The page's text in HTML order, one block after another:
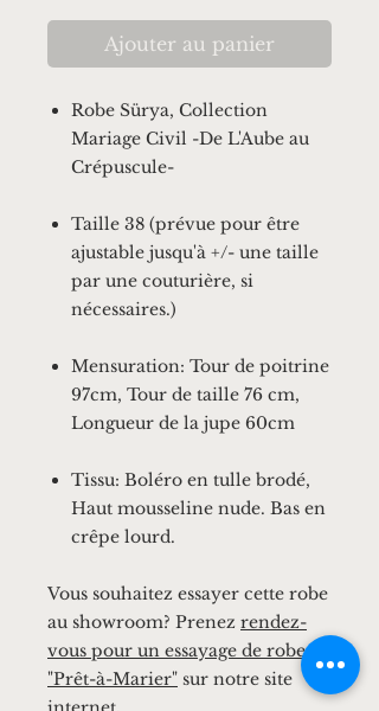
Ajouter au panier
Robe Sürya, Collection
Mariage Civil -De L'Aube au
Crépuscule-
Taille 38 (prévue pour être
ajustable jusqu'à +/- une taille
par une couturière, si
nécessaires.)
Mensuration: Tour de poitrine
97cm, Tour de taille 76 cm,
Longueur de la jupe 60cm
Tissu: Boléro en tulle brodé,
Haut mousseline nude. Bas en
crêpe lourd.
Vous souhaitez essayer cette robe
au showroom? Prenez rendez-
vous pour un essayage de robe
"Prêt-à-Marier" sur notre site